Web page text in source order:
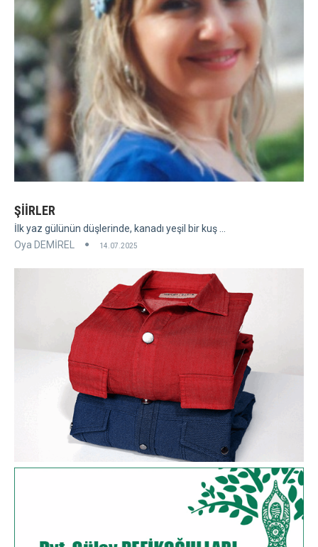
ŞİİRLER
İlk yaz gülünün düşlerinde, kanadı yeşil bir kuş ...
Oya DEMİREL
14.07.2025